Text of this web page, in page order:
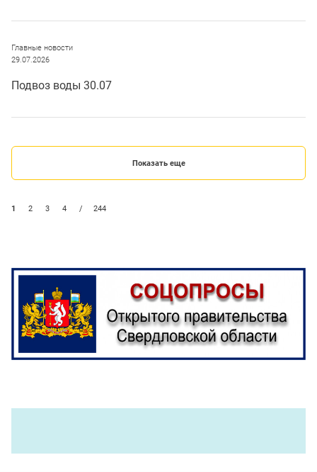
Главные новости
29.07.2026
Подвоз воды 30.07
Показать еще
1 2 3 4 / 244